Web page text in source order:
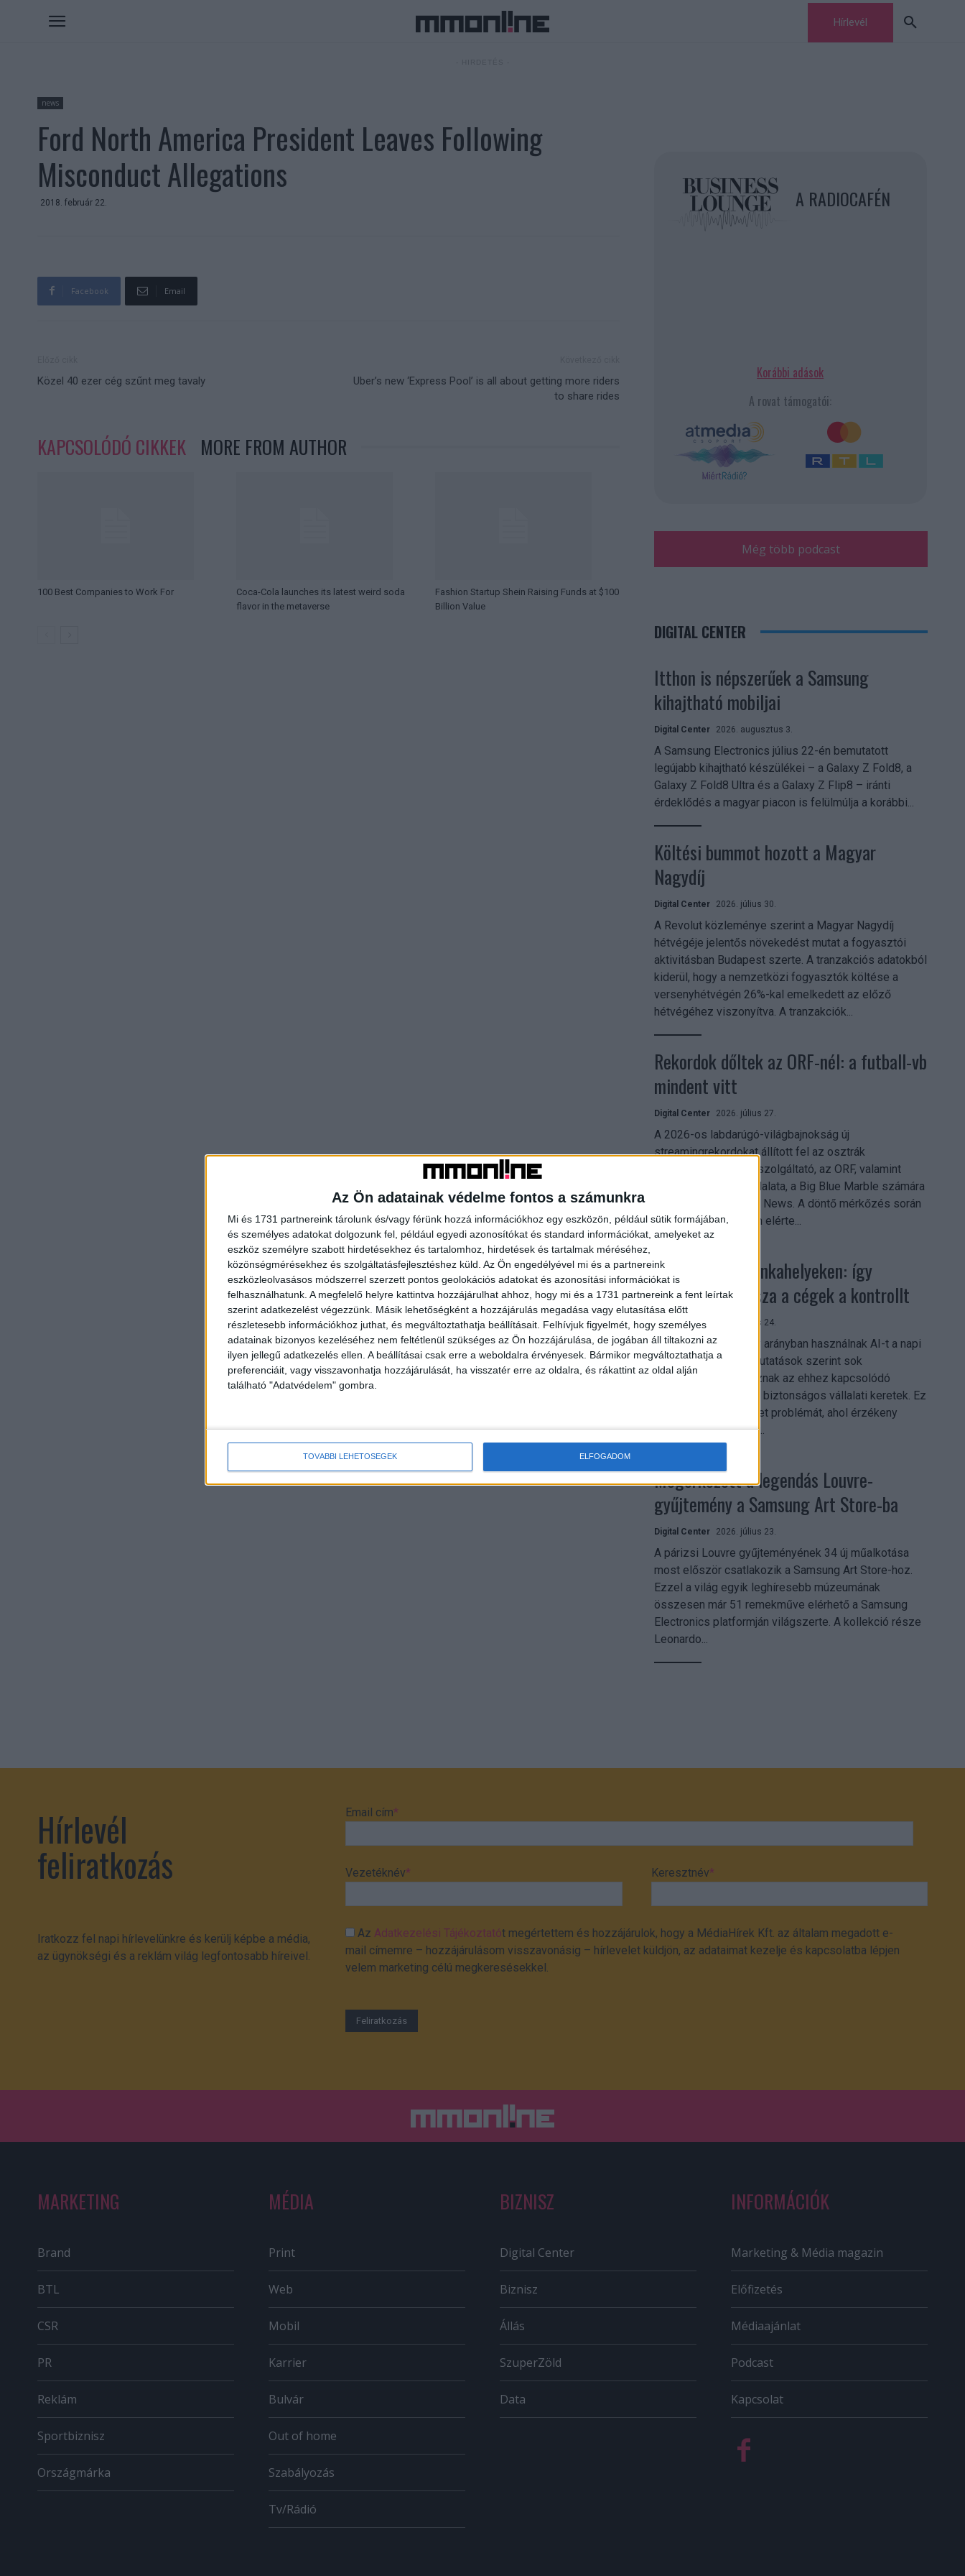
Az Ön adatainak védelme fontos a számunkra
Mi és 1731 partnereink tárolunk és/vagy férünk hozzá információkhoz egy eszközön, például sütik formájában,
és személyes adatokat dolgozunk fel, például egyedi azonosítókat és standard információkat, amelyeket az
eszköz személyre szabott hirdetésekhez és tartalomhoz, hirdetések és tartalmak méréséhez,
közönségmérésekhez és szolgáltatásfejlesztéshez küld. Az Ön engedélyével mi és a partnereink
eszközleolvasásos módszerrel szerzett pontos geolokációs adatokat és azonosítási információkat is
felhasználhatunk. A megfelelő helyre kattintva hozzájárulhat ahhoz, hogy mi és a 1731 partnereink a fent leírtak
szerint adatkezelést végezzünk. Másik lehetőségként a hozzájárulás megadása vagy elutasítása előtt
részletesebb információkhoz juthat, és megváltoztathatja beállításait. Felhívjuk figyelmét, hogy személyes
adatainak bizonyos kezeléséhez nem feltétlenül szükséges az Ön hozzájárulása, de jogában áll tiltakozni az
ilyen jellegű adatkezelés ellen. A beállításai csak erre a weboldalra érvényesek. Bármikor megváltoztathatja a
preferenciáit, vagy visszavonhatja hozzájárulását, ha visszatér erre az oldalra, és rákattint az oldal alján
található "Adatvédelem" gombra.
TOVÁBBI LEHETŐSÉGEK ELFOGADOM
Hírlevél
news
Ford North America President Leaves Following
Misconduct Allegations
2018. február 22.
Facebook Email
Közel 40 ezer cég szűnt meg tavaly
Uber’s new ‘Express Pool’ is all about getting more riders
to share rides
KAPCSOLÓDÓ CIKKEK MORE FROM AUTHOR
100 Best Companies to Work For
Coca-Cola launches its latest weird soda
flavor in the metaverse
Fashion Startup Shein Raising Funds at $100
Billion Value
A RADIOCAFÉN
Korábbi adások
A rovat támogatói:
Még több podcast
DIGITAL CENTER
Itthon is népszerűek a Samsung
kihajtható mobiljai
Digital Center 2026. augusztus 3.
A Samsung Electronics július 22-én bemutatott
legújabb kihajtható készülékei – a Galaxy Z Fold8, a
Galaxy Z Fold8 Ultra és a Galaxy Z Flip8 – iránti
érdeklődés a magyar piacon is felülmúlja a korábbi...
Költési bummot hozott a Magyar
Nagydíj
Digital Center 2026. július 30.
A Revolut közleménye szerint a Magyar Nagydíj
hétvégéje jelentős növekedést mutat a fogyasztói
aktivitásban Budapest szerte. A tranzakciós adatokból
kiderül, hogy a nemzetközi fogyasztók költése a
versenyhétvégén 26%-kal emelkedett az előző
hétvégéhez viszonyítva. A tranzakciók...
Rekordok dőltek az ORF-nél: a futball-vb
mindent vitt
Digital Center 2026. július 27.
A 2026-os labdarúgó-világbajnokság új
streamingrekordokat állított fel az osztrák
közszolgálati műsorszolgáltató, az ORF, valamint
technológiai leányvállalata, a Big Blue Marble számára
– írja a Broadband TV News. A döntő mérkőzés során
az átlagos nézőszám elérte...
Shadow AI a munkahelyeken: így
szerezhetik vissza a cégek a kontrollt
Digital Center 2026. július 24.
A munkavállalók nagy arányban használnak AI-t a napi
munkában, ám friss kutatások szerint sok
szervezetnél hiányoznak az ehhez kapcsolódó
világos irányelvek és biztonságos vállalati keretek. Ez
különösen ott jelenthet problémát, ahol érzékeny
üzleti információkkal...
Megérkezett a legendás Louvre-
gyűjtemény a Samsung Art Store-ba
Digital Center 2026. július 23.
A párizsi Louvre gyűjteményének 34 új műalkotása
most először csatlakozik a Samsung Art Store-hoz.
Ezzel a világ egyik leghíresebb múzeumának
összesen már 51 remekműve elérhető a Samsung
Electronics platformján világszerte. A kollekció része
Leonardo...
Hírlevél
feliratkozás
Iratkozz fel napi hírlevelünkre és kerülj képbe a média,
az ügynökségi és a reklám világ legfontosabb híreivel.
Email cím*
Vezetéknév* Keresztnév*
AzAdatkezelési Tájékoztatót megértettem és hozzájárulok, hogy a MédiaHírek Kft. az általam megadott e-
mail címemre – hozzájárulásom visszavonásig – hírlevelet küldjön, az adataimat kezelje és kapcsolatba lépjen
velem marketing célú megkeresésekkel.
MARKETING
Brand
BTL
CSR
PR
Reklám
Sportbiznisz
Országmárka
MÉDIA
Print
Web
Mobil
Karrier
Bulvár
Out of home
Szabályozás
Tv/Rádió
BIZNISZ
Digital Center
Biznisz
Állás
SzuperZöld
Data
INFORMÁCIÓK
Marketing & Média magazin
Előfizetés
Médiaajánlat
Podcast
Kapcsolat